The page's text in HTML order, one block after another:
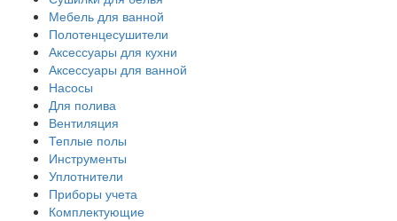
Мебель для ванной
Полотенцесушители
Аксессуары для кухни
Аксессуары для ванной
Насосы
Для полива
Вентиляция
Теплые полы
Инструменты
Уплотнители
Приборы учета
Комплектующие